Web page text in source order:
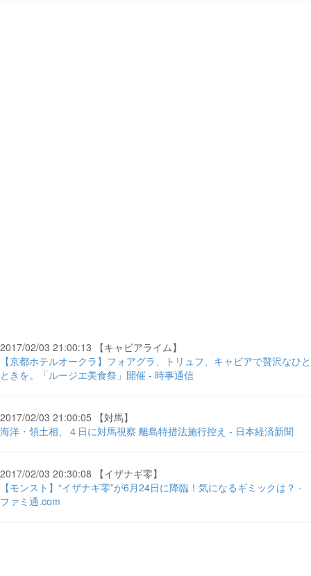
2017/02/03 21:00:13 【キャビアライム】
【京都ホテルオークラ】フォアグラ、トリュフ、キャビアで贅沢なひと
ときを。「ルージエ美食祭」開催 - 時事通信
2017/02/03 21:00:05 【対馬】
海洋・領土相、４日に対馬視察 離島特措法施行控え - 日本経済新聞
2017/02/03 20:30:08 【イザナギ零】
【モンスト】“イザナギ零”が6月24日に降臨！気になるギミックは？ -
ファミ通.com